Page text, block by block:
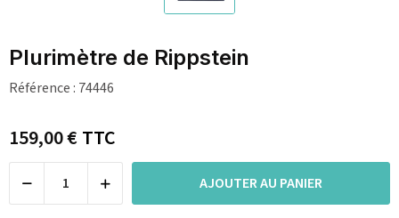
Plurimètre de Rippstein
Référence : 74446
159,00 €TTC
AJOUTER AU PANIER